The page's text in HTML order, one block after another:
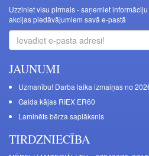
Uzziniet visu pirmais - saņemiet
akcijas piedāvājumiem savā e-pastā
JAUNUMI
Uzmanību! Darba laika izmaiņas no
Galda kājas RIEX ER60
Laminēts bērza saplāksnis
TIRDZNIECĪBA